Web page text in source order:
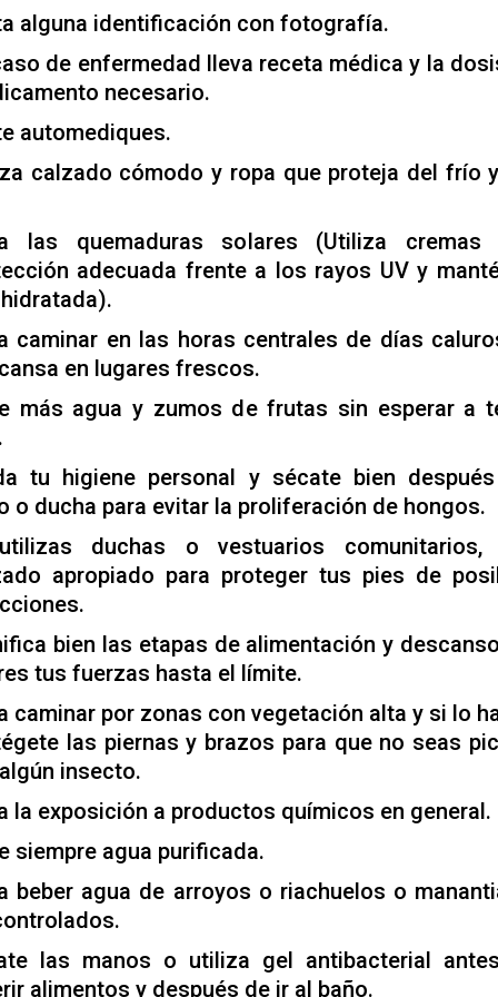
alguna identificación con fotografía.
de enfermedad lleva receta médica y la
necesario.
automediques.
calzado cómodo y ropa que proteja del frío
las quemaduras solares (Utiliza cremas
adecuada frente a los rayos UV y
caminar en las horas centrales de días
en lugares frescos.
más agua y zumos de frutas sin esperar a
tu higiene personal y sécate bien
o ducha para evitar la proliferación de hongos.
duchas o vestuarios comunitarios,
apropiado para proteger tus pies de
bien las etapas de alimentación y
tus fuerzas hasta el límite.
caminar por zonas con vegetación alta y si lo
las piernas y brazos para que no seas
insecto.
la exposición a productos químicos en general.
siempre agua purificada.
beber agua de arroyos o riachuelos o
las manos o utiliza gel antibacterial
alimentos y después de ir al baño.